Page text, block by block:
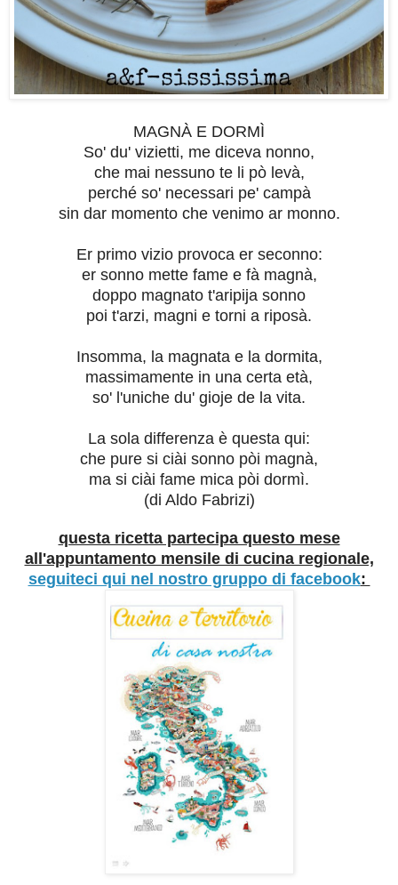
MAGNÀ E DORMÌ
So' du' vizietti, me diceva nonno,
che mai nessuno te li pò levà,
perché so' necessari pe' campà
sin dar momento che venimo ar monno.
Er primo vizio provoca er seconno:
er sonno mette fame e fà magnà,
doppo magnato t'aripija sonno
poi t'arzi, magni e torni a riposà.
Insomma, la magnata e la dormita,
massimamente in una certa età,
so' l'uniche du' gioje de la vita.
La sola differenza è questa qui:
che pure si ciài sonno pòi magnà,
ma si ciài fame mica pòi dormì.
(di Aldo Fabrizi)
questa ricetta partecipa questo mese
all'appuntamento mensile di cucina regionale,
seguiteci qui nel nostro gruppo di facebook: